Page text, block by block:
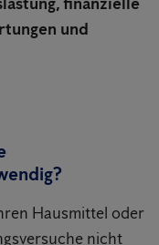
und
Hausmittel oder
nicht